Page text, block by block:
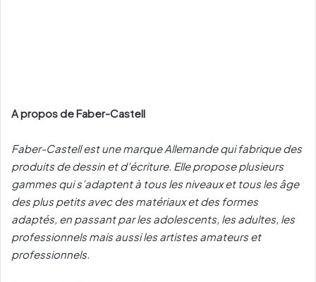
A propos de Faber-Castell
Faber-Castell est une marque Allemande qui fabrique des
produits de dessin et d’écriture. Elle propose plusieurs
gammes qui s’adaptent à tous les niveaux et tous les âge
des plus petits avec des matériaux et des formes
adaptés, en passant par les adolescents, les adultes, les
professionnels mais aussi les artistes amateurs et
professionnels.